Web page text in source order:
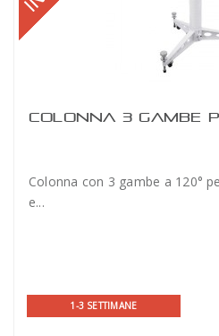
COLONNA 3 GAMBE
Colonna con 3 gambe a 120°
e...
1-3 SETTIMANE